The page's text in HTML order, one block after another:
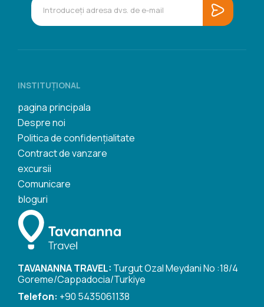
INSTITUŢIONAL
pagina principala
Despre noi
Politica de confidențialitate
Contract de vanzare
excursii
Comunicare
bloguri
TAVANANNA TRAVEL: Turgut Ozal Meydani No :18/4
Goreme/Cappadocia/Turkiye
Telefon: +90 5435061138